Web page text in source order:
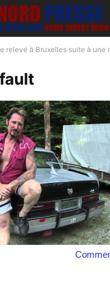
relevé à Bruxelles suite à une